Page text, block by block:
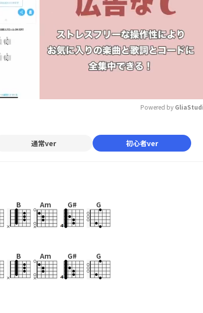
Mute
Powered by
通常ver 初心者ver
B Am G# G
B Am G# G